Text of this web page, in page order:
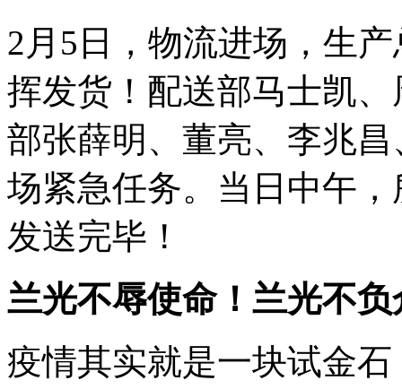
2月5日，物流进场，生
挥发货！配送部马士凯
部张薛明、董亮、李兆
场紧急任务。当日中午
发送完毕！
兰光不辱使命！兰光不负
疫情其实就是一块试金